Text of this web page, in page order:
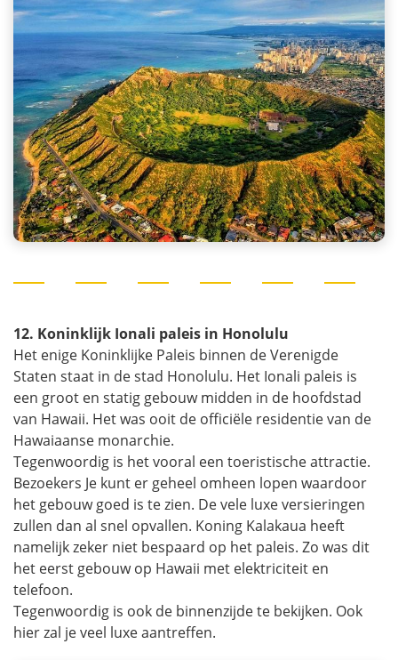
12. Koninklijk Ionali paleis in Honolulu
Het enige Koninklijke Paleis binnen de Verenigde
Staten staat in de stad Honolulu. Het Ionali paleis is
een groot en statig gebouw midden in de hoofdstad
van Hawaii. Het was ooit de officiële residentie van de
Hawaiaanse monarchie.
Tegenwoordig is het vooral een toeristische attractie.
Bezoekers Je kunt er geheel omheen lopen waardoor
het gebouw goed is te zien. De vele luxe versieringen
zullen dan al snel opvallen. Koning Kalakaua heeft
namelijk zeker niet bespaard op het paleis. Zo was dit
het eerst gebouw op Hawaii met elektriciteit en
telefoon.
Tegenwoordig is ook de binnenzijde te bekijken. Ook
hier zal je veel luxe aantreffen.